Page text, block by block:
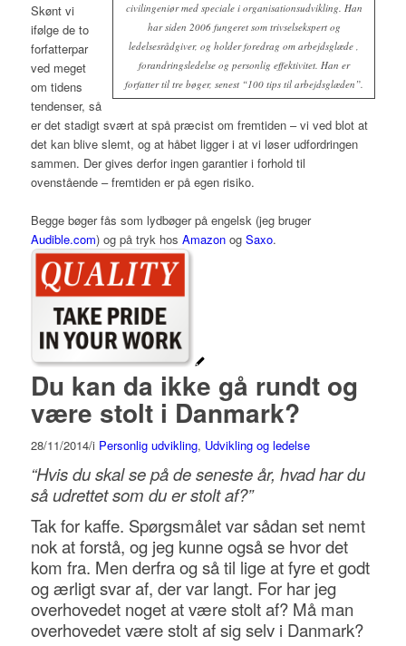
civilingeniør med speciale i organisationsudvikling. Han
har siden 2006 fungeret som trivselsekspert og
ledelsesrådgiver, og holder foredrag om arbejdsglæde ,
forandringsledelse og personlig effektivitet. Han er
forfatter til tre bøger, senest “100 tips til arbejdsglæden”.
Skønt vi
ifølge de to
forfatterpar
ved meget
om tidens
tendenser, så
er det stadigt svært at spå præcist om fremtiden – vi ved blot at
det kan blive slemt, og at håbet ligger i at vi løser udfordringen
sammen. Der gives derfor ingen garantier i forhold til
ovenstående – fremtiden er på egen risiko.
Begge bøger fås som lydbøger på engelsk (jeg bruger
Audible.com) og på tryk hos Amazonog Saxo.
Du kan da ikke gå rundt og
være stolt i Danmark?
28/11/2014/i Personlig udvikling, Udvikling og ledelse
“Hvis du skal se på de seneste år, hvad har du
så udrettet som du er stolt af?”
Tak for kaffe. Spørgsmålet var sådan set nemt
nok at forstå, og jeg kunne også se hvor det
kom fra. Men derfra og så til lige at fyre et godt
og ærligt svar af, der var langt. For har jeg
overhovedet noget at være stolt af? Må man
overhovedet være stolt af sig selv i Danmark?